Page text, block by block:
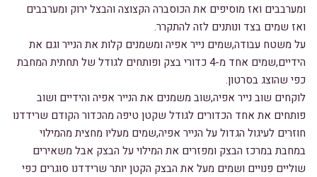
ומערבבים ואז מוסיפים את הכוסברה הקצוצה והבצל ירוק ומערבבים
ואז שמים בצד ונותנים לזה להתקרר.
על משטח עבודה,שמים נייר אפיה ומשמנים קלות את הנייר וגם את
הידיים,שמים אחד מ-4 כדורי בצק ופותחים לגודל של תחתית המחבת
כפי שהוצג בסרטון.
לוקחים שוב נייר אפיה,שוב משמנים את הנייר אפיה והידיים ושוב
פותחים את אחד הכדורים לגודל שקטן טיפה מהכדור הקודם שרידדנו
חוזרים לעיגול הגדול על הנייר אפיה,שמים מעליו מחצית מהמילוי
במחבת במרכז הבצק ומפזרים את המילוי על הבצק אבל משאירים
שוליים פנויים ושמים מעל את הבצק הקטן יותר שרידדנו סוגרים כפי